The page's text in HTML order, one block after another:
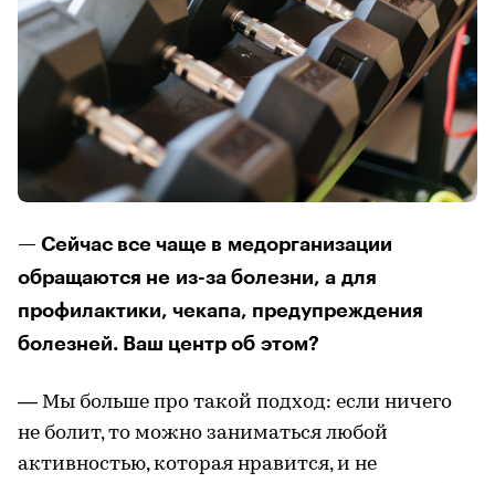
— Сейчас все чаще в медорганизации
обращаются не из-за болезни, а для
профилактики, чекапа, предупреждения
болезней. Ваш центр об этом?
— Мы больше про такой подход: если ничего
не болит, то можно заниматься любой
активностью, которая нравится, и не